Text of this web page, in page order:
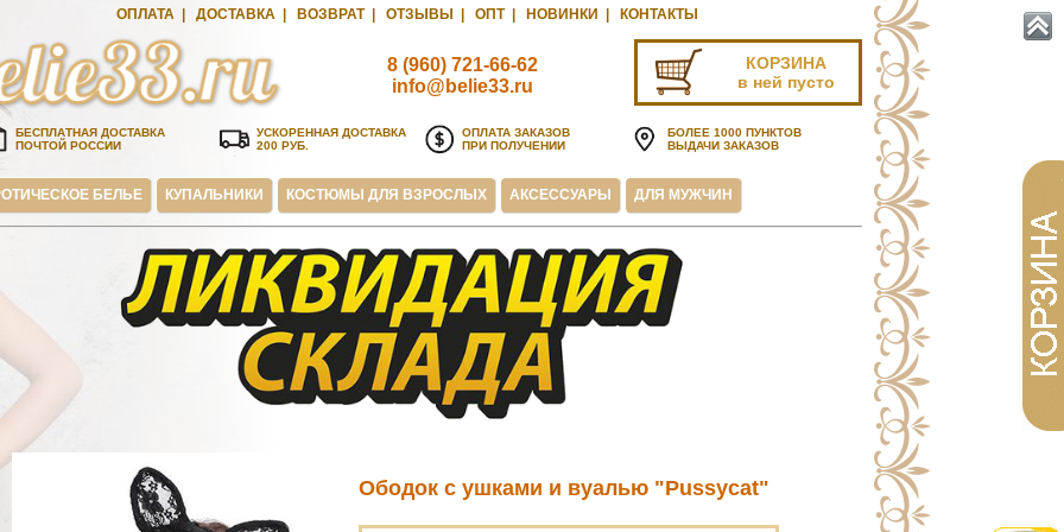
ОПЛАТА| ДОСТАВКА| ВОЗВРАТ| ОТЗЫВЫ ОПТ| НОВИНКИ КОНТАКТЫ
8 (960) 721-66-62
info@belie33.ru
КОРЗИНА
в ней пусто
БЕСПЛАТНАЯ ДОСТАВКА
ПОЧТОЙ РОССИИ
УСКОРЕННАЯ ДОСТАВКА
200 РУБ.
ОПЛАТА ЗАКАЗОВ
ПРИ ПОЛУЧЕНИИ
БОЛЕЕ 1000 ПУНКТОВ
ВЫДАЧИ ЗАКАЗОВ
БЕЛЬЕ КУПАЛЬНИКИ КОСТЮМЫ ДЛЯ ВЗРОСЛЫХ АКСЕССУАРЫ ДЛЯ МУЖЧИН
Ободок с ушками и вуалью "Pussycat"